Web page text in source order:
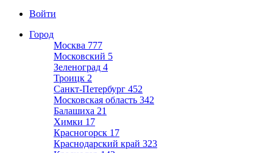
Войти
Город
Москва 777
Московский 5
Зеленоград 4
Троицк 2
Санкт-Петербург 452
Московская область 342
Балашиха 21
Химки 17
Красногорск 17
Краснодарский край 323